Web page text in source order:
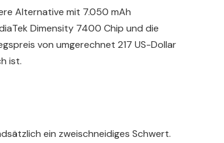
Alternative mit 7.050 mAh
Dimensity 7400 Chip und die
von umgerechnet 217 US-Dollar
ist.
ein zweischneidiges Schwert.